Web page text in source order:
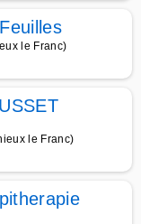
le Franc)
le Franc)